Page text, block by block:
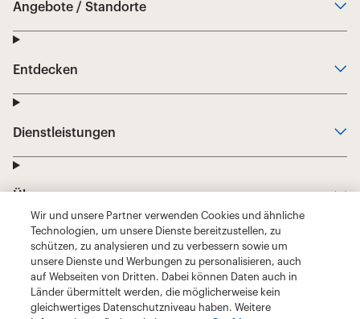
Wir und unsere Partner verwenden Cookies und ähnliche
Technologien, um unsere Dienste bereitzustellen, zu
schützen, zu analysieren und zu verbessern sowie um
unsere Dienste und Werbungen zu personalisieren, auch
auf Webseiten von Dritten. Dabei können Daten auch in
Länder übermittelt werden, die möglicherweise kein
gleichwertiges Datenschutzniveau haben. Weitere